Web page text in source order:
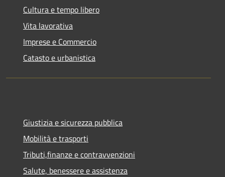
Cultura e tempo libero
Vita lavorativa
Imprese e Commercio
Catasto e urbanistica
Giustizia e sicurezza pubblica
Mobilità e trasporti
Tributi,finanze e contravvenzioni
Salute, benessere e assistenza